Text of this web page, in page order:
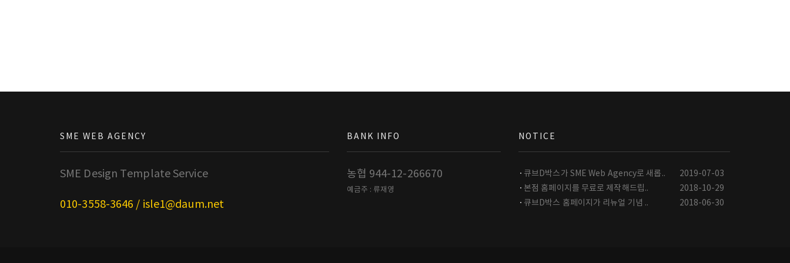
SME WEB AGENCY
SME Design Template Service
010-3558-3646 / isle1@daum.net
BANK INFO
농협 944-12-266670
예금주 : 류재영
NOTICE
큐브D박스가 SME Web Agency로 새롭..
2019-07-03
본점 홈페이지를 무료로 제작해드립..
2018-10-29
큐브D박스 홈페이지가 리뉴얼 기념 ..
2018-06-30